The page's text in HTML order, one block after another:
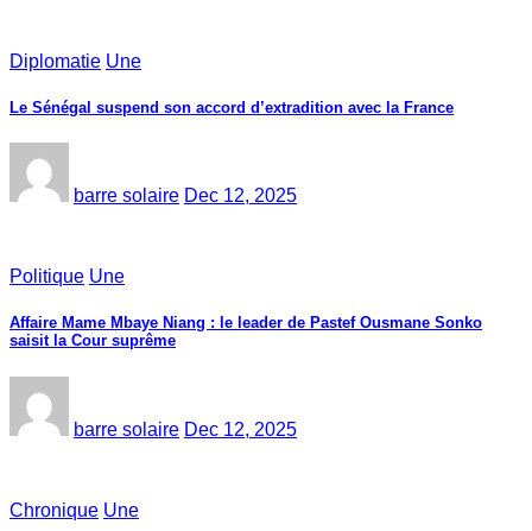
Diplomatie Une
Le Sénégal suspend son accord d’extradition avec la France
barre solaire Dec 12, 2025
Politique Une
Affaire Mame Mbaye Niang : le leader de Pastef Ousmane Sonko
saisit la Cour suprême
barre solaire Dec 12, 2025
Chronique Une